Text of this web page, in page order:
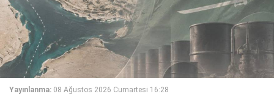
Yayınlanma: 08 Ağustos 2026 Cumartesi 16:28